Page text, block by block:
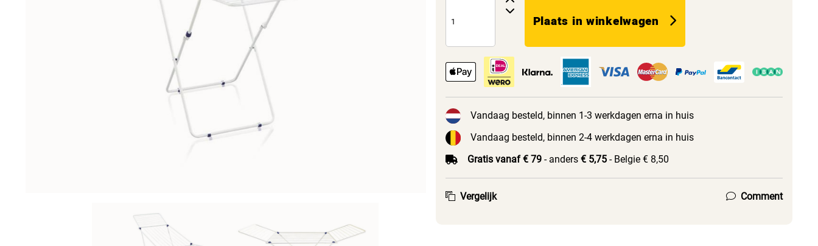
Plaats in winkelwagen
Vandaag besteld, binnen 1-3 werkdagen erna in huis
Vandaag besteld, binnen 2-4 werkdagen erna in huis
Gratis vanaf € 79- anders € 5,75- Belgie € 8,50
Vergelijk Comment